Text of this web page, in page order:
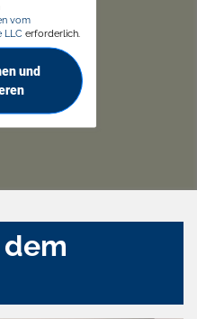
vom
LLC erforderlich.
und